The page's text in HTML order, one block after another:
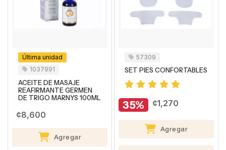
Última unidad
1037991
ACEITE DE MASAJE
REAFIRMANTE GERMEN
DE TRIGO MARNYS 100ML
¢8,600
Agregar
57309
SET PIES CONFORTABLES
35% ¢1,270
Agregar